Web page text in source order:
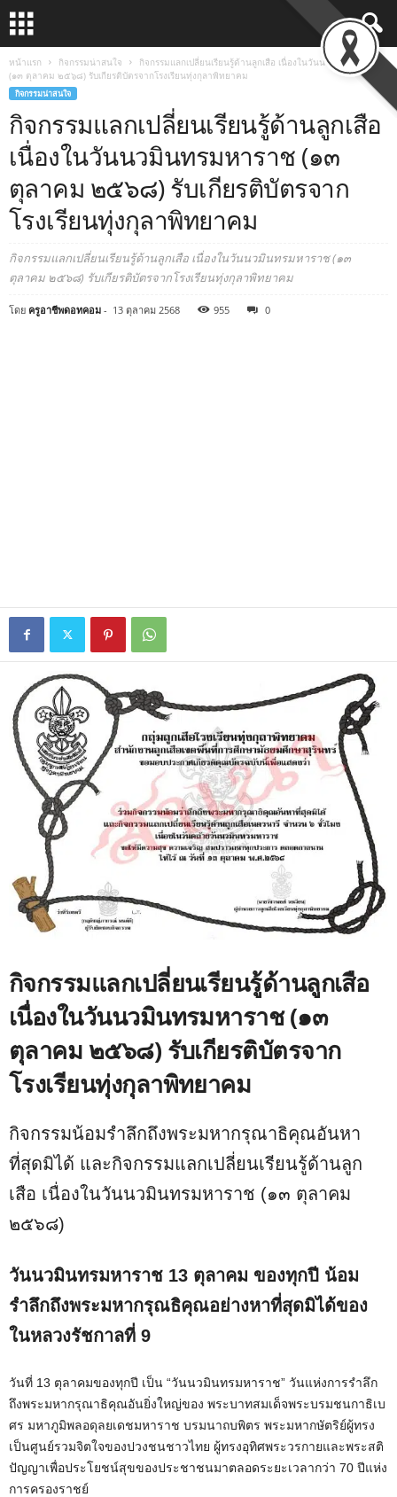
หน้าแรก กิจกรรมน่าสนใจ
กิจกรรมแลกเปลี่ยนเรียนรู้ด้านลูกเสือ เนื่องในวันนวมินทรมหาราช
(๑๓ ตุลาคม ๒๕๖๘) รับเกียรติบัตรจากโรงเรียนทุ่งกุลาพิทยาคม
กิจกรรมน่าสนใจ
กิจกรรมแลกเปลี่ยนเรียนรู้ด้านลูกเสือ
เนื่องในวันนวมินทรมหาราช (๑๓
ตุลาคม ๒๕๖๘) รับเกียรติบัตรจาก
โรงเรียนทุ่งกุลาพิทยาคม
กิจกรรมแลกเปลี่ยนเรียนรู้ด้านลูกเสือ เนื่องในวันนวมินทรมหาราช (๑๓
ตุลาคม ๒๕๖๘) รับเกียรติบัตรจากโรงเรียนทุ่งกุลาพิทยาคม
โดย ครูอาชีพดอทคอม - 13 ตุลาคม 2568 955 0
กิจกรรมแลกเปลี่ยนเรียนรู้ด้านลูกเสือ
เนื่องในวันนวมินทรมหาราช (๑๓
ตุลาคม ๒๕๖๘) รับเกียรติบัตรจาก
โรงเรียนทุ่งกุลาพิทยาคม
กิจกรรมน้อมรำลึกถึงพระมหากรุณาธิคุณอันหา
ที่สุดมิได้ และกิจกรรมแลกเปลี่ยนเรียนรู้ด้านลูก
เสือ เนื่องในวันนวมินทรมหาราช (๑๓ ตุลาคม
๒๕๖๘)
วันนวมินทรมหาราช 13 ตุลาคม ของทุกปี น้อม
รำลึกถึงพระมหากรุณธิคุณอย่างหาที่สุดมิได้ของ
ในหลวงรัชกาลที่ 9
วันที่ 13 ตุลาคมของทุกปี เป็น “วันนวมินทรมหาราช” วันแห่งการรำลึก
ถึงพระมหากรุณาธิคุณอันยิ่งใหญ่ของ พระบาทสมเด็จพระบรมชนกาธิเบ
ศร มหาภูมิพลอดุลยเดชมหาราช บรมนาถบพิตร พระมหากษัตริย์ผู้ทรง
เป็นศูนย์รวมจิตใจของปวงชนชาวไทย ผู้ทรงอุทิศพระวรกายและพระสติ
ปัญญาเพื่อประโยชน์สุขของประชาชนมาตลอดระยะเวลากว่า 70 ปีแห่ง
การครองราชย์